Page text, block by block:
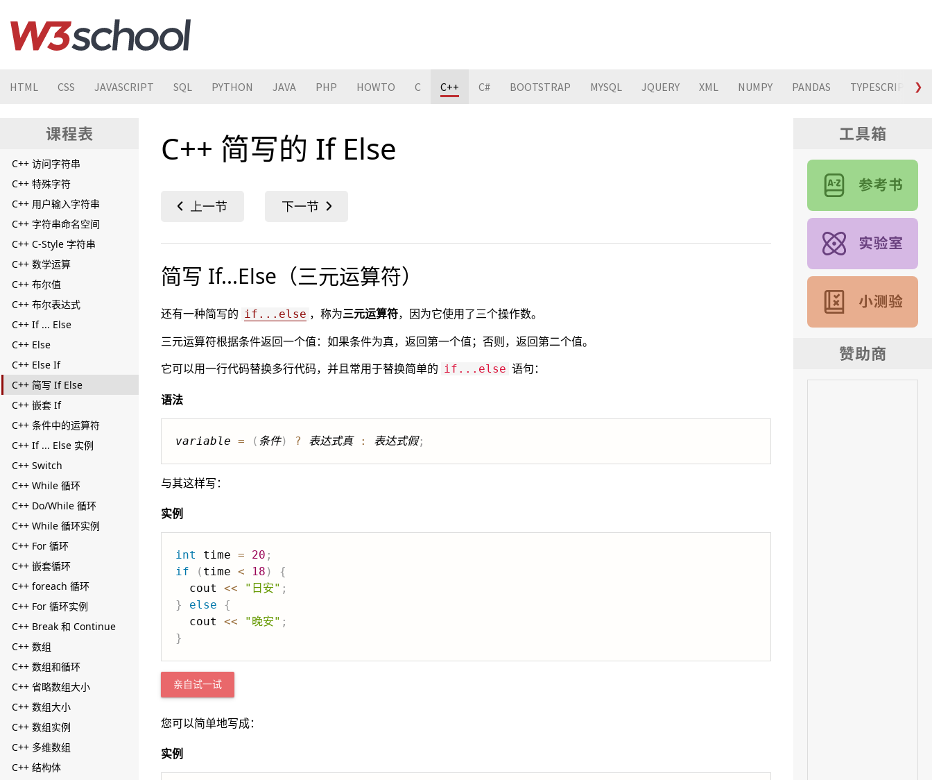
HTML CSS JAVASCRIPT SQL PYTHON JAVA PHP HOWTO C C++ C# BOOTSTRAP MYSQL JQUERY XML NUMPY PANDAS TYPESCRIPT ❯
C++ 比较运算符
C++ 逻辑运算符
C++ 字符串
C++ 数字和字符串
C++ 字符串长度
C++ 访问字符串
C++ 特殊字符
C++ 用户输入字符串
C++ 字符串命名空间
C++ C-Style 字符串
C++ 数学运算
C++ 布尔值
C++ 布尔表达式
C++ If ... Else
C++ Else
C++ Else If
C++ 简写 If Else
C++ 嵌套 If
C++ 条件中的运算符
C++ If ... Else 实例
C++ Switch
C++ While 循环
C++ Do/While 循环
C++ While 循环实例
C++ For 循环
C++ 嵌套循环
C++ foreach 循环
C++ For 循环实例
C++ Break 和 Continue
C++ 数组
C++ 数组和循环
C++ 省略数组大小
C++ 数组大小
C++ 数组实例
C++ 多维数组
C++ 结构体
C++ 简写的 If Else
简写 If...Else（三元运算符）
还有一种简写的 if...else ，称为三元运算符，因为它使用了三个操作数。
三元运算符根据条件返回一个值：如果条件为真，返回第一个值；否则，返回第二个值。
它可以用一行代码替换多行代码，并且常用于替换简单的 if...else 语句：
语法
variable = ( 条件) ? 表达式真 : 表达式假;
与其这样写：
实例
int time = 20 ;
if
( time < 18 )
{
  cout
<< "日安" ;
}
else
{
  cout
<< "晚安" ;
}
亲自试一试
您可以简单地写成：
实例